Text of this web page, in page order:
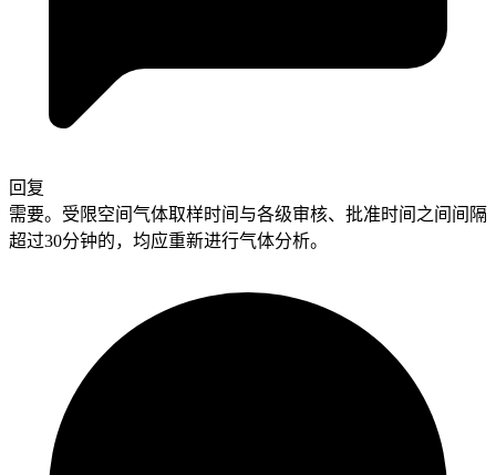
回复
需要。受限空间气体取样时间与各级审核、批准时间之间间隔
超过30分钟的，均应重新进行气体分析。